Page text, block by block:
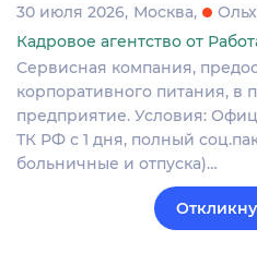
30 июля 2026 Москва
Кадровое агентство от
Сервисная компания,
корпоративного питания, в
предприятие. Условия:
ТК РФ с 1 дня, полный
больничные и отпуска)…